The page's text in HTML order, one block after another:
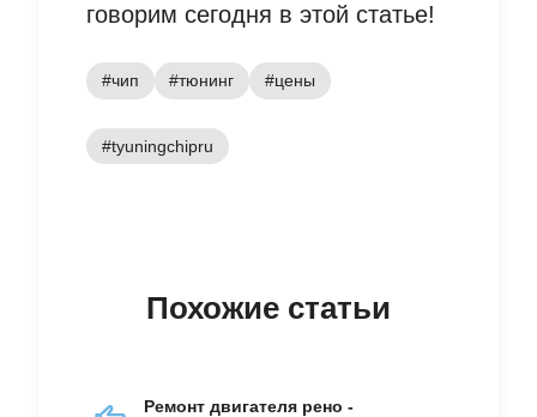
говорим сегодня в этой статье!
#чип #тюнинг #цены
#tyuningchipru
Похожие статьи
Ремонт двигателя рено -